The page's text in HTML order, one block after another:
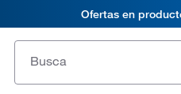
Ofertas en